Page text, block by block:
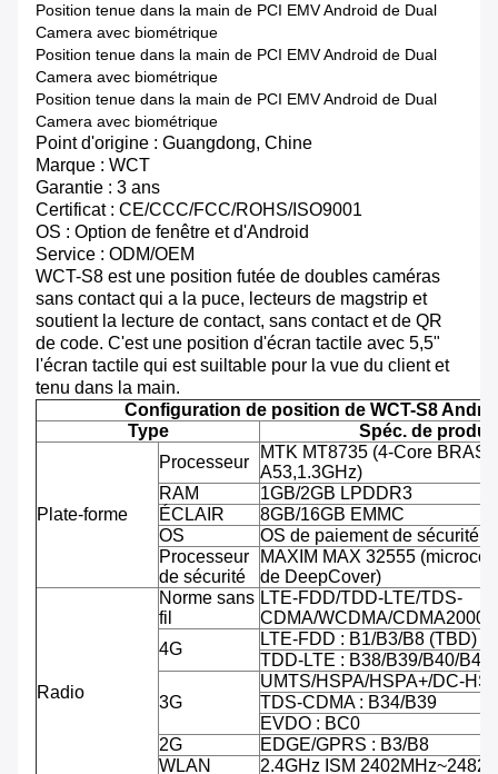
Position tenue dans la main de PCI EMV Android de Dual
Camera avec biométrique
Position tenue dans la main de PCI EMV Android de Dual
Camera avec biométrique
Position tenue dans la main de PCI EMV Android de Dual
Camera avec biométrique
Point d'origine : Guangdong, Chine
Marque : WCT
Garantie : 3 ans
Certificat : CE/CCC/FCC/ROHS/ISO9001
OS : Option de fenêtre et d'Android
Service : ODM/OEM
WCT-S8 est une position futée de doubles caméras
sans contact qui a la puce, lecteurs de magstrip et
soutient la lecture de contact, sans contact et de QR
de code. C'est une position d'écran tactile avec 5,5"
l'écran tactile qui est suiltable pour la vue du client et
tenu dans la main.
Configuration de position de WCT-S8
Type
Spéc. de produit
Plate-forme
Processeur
MTK MT8735 (4-Core BRAS
A53,1.3GHz)
RAM
1GB/2GB LPDDR3
ÉCLAIR
8GB/16GB EMMC
OS
OS de paiement de sécurité
Processeur
de sécurité
MAXIM MAX 32555
de DeepCover)
Radio
Norme sans
fil
LTE-FDD/TDD-LTE/TDS-
CDMA/WCDMA/CDMA2000/
4G
LTE-FDD : B1/B3/B8 (TBD)
TDD-LTE : B38/B39/B40/B41
3G
UMTS/HSPA/HSPA+/DC-
TDS-CDMA : B34/B39
EVDO : BC0
2G
EDGE/GPRS : B3/B8
WLAN
2.4GHz ISM